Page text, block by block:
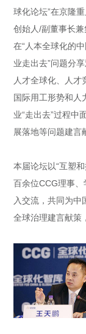
球化论坛”在京隆
创始人/副董事长
在“人本全球化的
业走出去”问题分
人才全球化、人才
国际用工形势和人
业“走出去”过程中
展落地等问题建言
本届论坛以“互塑
百余位CCG理事
入交流，共同为
全球治理建言献策